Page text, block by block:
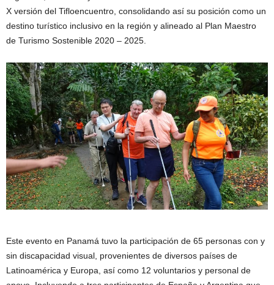
X versión del Tifloencuentro, consolidando así su posición como un
destino turístico inclusivo en la región y alineado al Plan Maestro
de Turismo Sostenible 2020 – 2025.
Este evento en Panamá tuvo la participación de 65 personas con y
sin discapacidad visual, provenientes de diversos países de
Latinoamérica y Europa, así como 12 voluntarios y personal de